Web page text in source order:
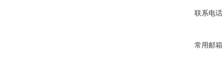
联系电话
常用邮箱